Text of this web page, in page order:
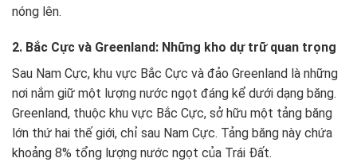
nóng lên.
2. Bắc Cực và Greenland: Những kho dự trữ quan trọng
Sau Nam Cực, khu vực Bắc Cực và đảo Greenland là những
nơi nắm giữ một lượng nước ngọt đáng kể dưới dạng băng.
Greenland, thuộc khu vực Bắc Cực, sở hữu một tảng băng
lớn thứ hai thế giới, chỉ sau Nam Cực. Tảng băng này chứa
khoảng 8% tổng lượng nước ngọt của Trái Đất.